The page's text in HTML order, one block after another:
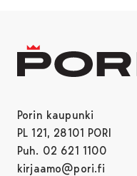
Porin kaupunki
PL 121, 28101 PORI
Puh. 02 621 1100
kirjaamo@pori.fi